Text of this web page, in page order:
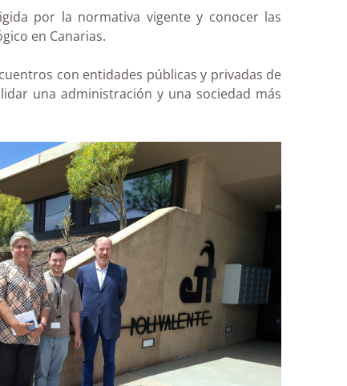
por la normativa vigente y conocer las
en Canarias.
con entidades públicas y privadas de
una administración y una sociedad más